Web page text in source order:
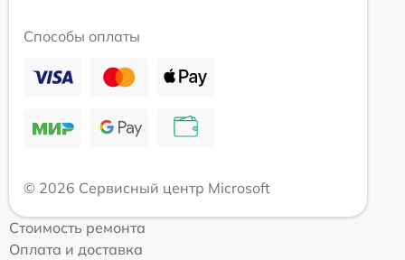
Способы оплаты
© 2026 Сервисный центр Microsoft
Стоимость ремонта
Оплата и доставка